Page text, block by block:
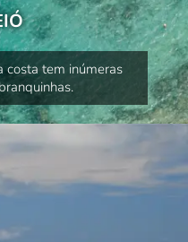
costa tem inúmeras